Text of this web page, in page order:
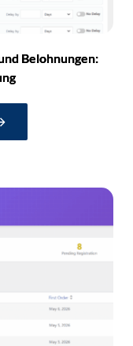
Belohnungen: